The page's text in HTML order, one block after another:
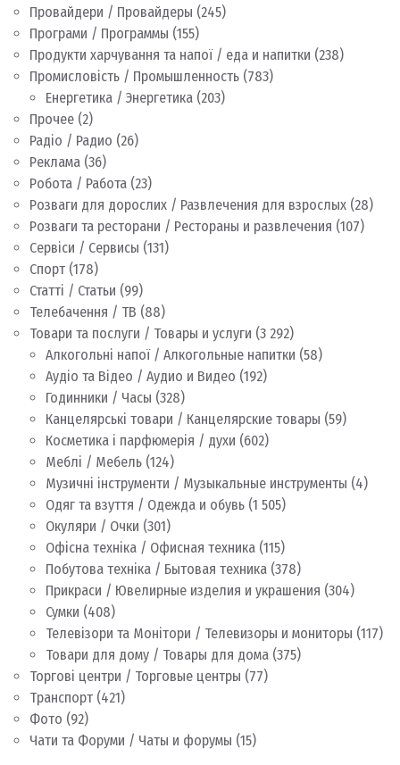
Провайдери / Провайдеры (245)
Програми / Программы (155)
Продукти харчування та напої / еда и напитки (238)
Промисловість / Промышленность (783)
Енергетика / Энергетика (203)
Прочее (2)
Радіо / Радио (26)
Реклама (36)
Робота / Работа (23)
Розваги для дорослих / Развлечения для взрослых (28)
Розваги та ресторани / Рестораны и развлечения (107)
Сервіси / Сервисы (131)
Спорт (178)
Статті / Статьи (99)
Телебачення / ТВ (88)
Товари та послуги / Товары и услуги (3 292)
Алкогольні напої / Алкогольные напитки (58)
Аудіо та Відео / Аудио и Видео (192)
Годинники / Часы (328)
Канцелярські товари / Канцелярские товары (59)
Косметика і парфюмерія / духи (602)
Меблі / Мебель (124)
Музичні інструменти / Музыкальные инструменты (4)
Одяг та взуття / Одежда и обувь (1 505)
Окуляри / Очки (301)
Офісна техніка / Офисная техника (115)
Побутова техніка / Бытовая техника (378)
Прикраси / Ювелирные изделия и украшения (304)
Сумки (408)
Телевізори та Монітори / Телевизоры и мониторы (117)
Товари для дому / Товары для дома (375)
Торгові центри / Торговые центры (77)
Транспорт (421)
Фото (92)
Чати та Форуми / Чаты и форумы (15)